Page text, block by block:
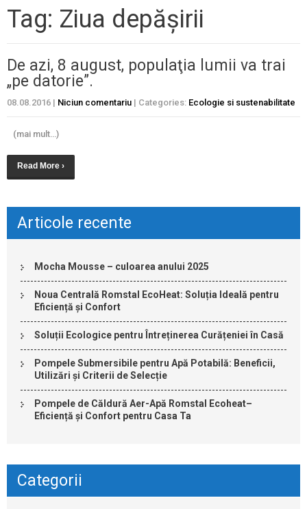
Tag: Ziua depăşirii
De azi, 8 august, populaţia lumii va trai
„pe datorie”.
08.08.2016 | Niciun comentariu | Categories: Ecologie si sustenabilitate
(mai mult…)
Read More ›
Articole recente
Mocha Mousse – culoarea anului 2025
Noua Centrală Romstal EcoHeat: Soluția Ideală pentru
Eficiență și Confort
Soluții Ecologice pentru Întreținerea Curățeniei în Casă
Pompele Submersibile pentru Apă Potabilă: Beneficii,
Utilizări și Criterii de Selecție
Pompele de Căldură Aer-Apă Romstal Ecoheat–
Eficiență și Confort pentru Casa Ta
Categorii